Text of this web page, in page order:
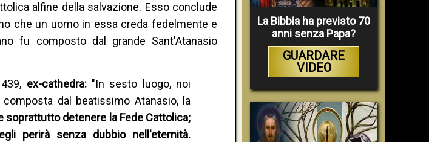
alfine della salvazione. Esso conclude
che un uomo in essa creda fedelmente e
fu composto dal grande Sant'Atanasio
ex-cathedra: "In sesto luogo, noi
dal beatissimo Atanasio, la
detenere la Fede Cattolica;
perirà senza dubbio nell'eternità.
La Bibbia ha previsto 70
anni senza Papa?
GUARDARE
VIDEO